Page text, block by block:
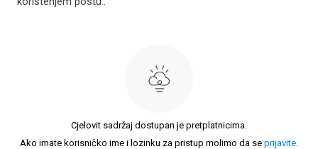
Cjelovit sadržaj dostupan je pretplatnicima.
Ako imate korisničko ime i lozinku za pristup molimo da se prijavite.